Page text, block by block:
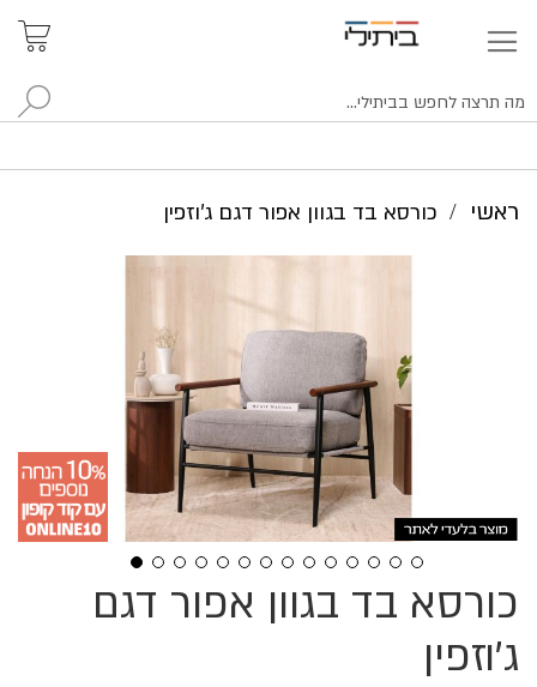
ראשי כורסא בד בגוון אפור דגם ג'וזפין
כורסא בד בגוון אפור דגם
ג'וזפין
לדלג
להתחלה
גלריית